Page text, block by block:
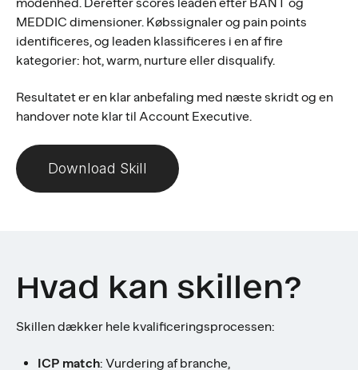
MEDDIC dimensioner. Købssignaler og pain points
identificeres, og leaden klassificeres i en af fire
kategorier: hot, warm, nurture eller disqualify.
Resultatet er en klar anbefaling med næste skridt og en
handover note klar til Account Executive.
Download Skill
Hvad kan skillen?
Skillen dækker hele kvalificeringsprocessen:
ICP match: Vurdering af branche,